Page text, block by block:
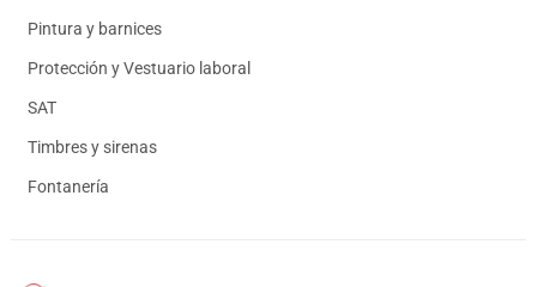
Pintura y barnices
Protección y Vestuario laboral
SAT
Timbres y sirenas
Fontanería